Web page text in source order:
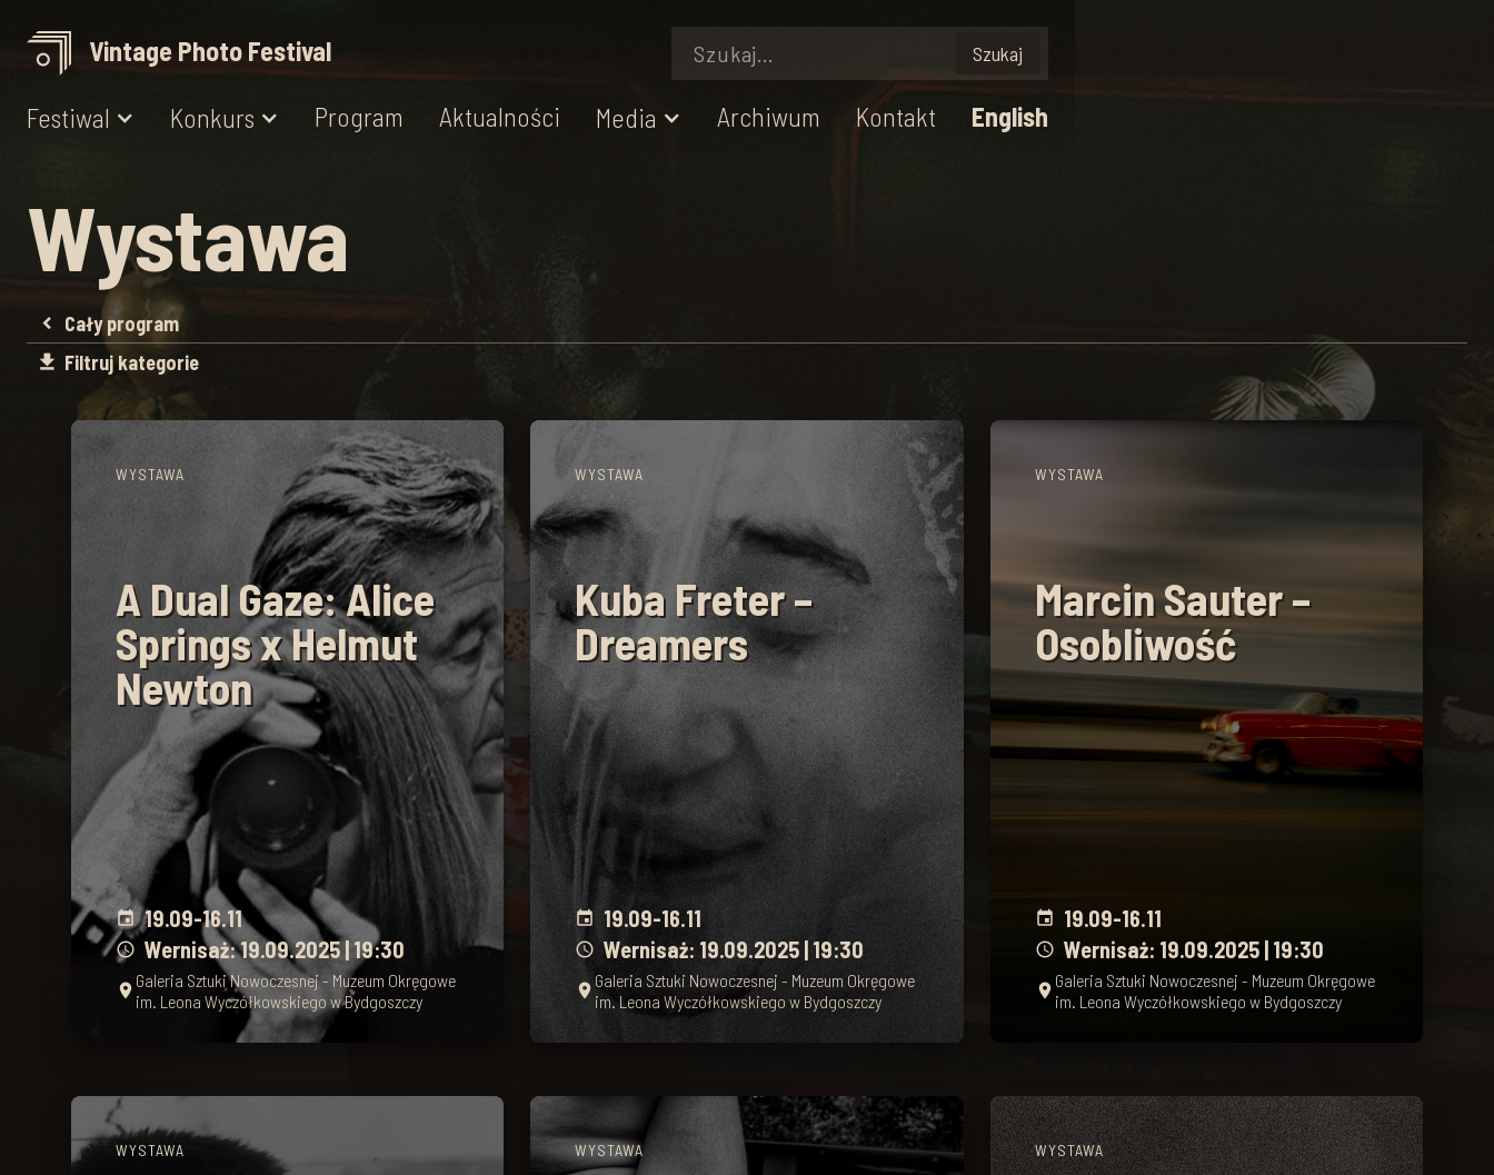
Vintage Photo Festival
Festiwal Konkurs Program Aktualności Media Archiwum Kontakt English
Wystawa
chevron_left Cały program
file_download Filtruj kategorie
WYSTAWA
A Dual Gaze: Alice
Springs x Helmut
Newton
event 19.09-16.11
schedule Wernisaż: 19.09.2025 | 19:30
place Galeria Sztuki Nowoczesnej - Muzeum Okręgowe
im. Leona Wyczółkowskiego w Bydgoszczy
WYSTAWA
Kuba Freter –
Dreamers
event 19.09-16.11
schedule Wernisaż: 19.09.2025 | 19:30
placeGaleria Sztuki Nowoczesnej - Muzeum Okręgowe
im. Leona Wyczółkowskiego w Bydgoszczy
WYSTAWA
Marcin Sauter –
Osobliwość
event 19.09-16.11
schedule Wernisaż: 19.09.2025 | 19:30
place Galeria Sztuki Nowoczesnej - Muzeum Okręgowe
im. Leona Wyczółkowskiego w Bydgoszczy
WYSTAWA WYSTAWA WYSTAWA